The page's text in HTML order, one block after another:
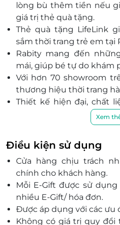
Phố Phạm Ngọc Thạch, P.
Hà Nội
Gian B1-05, Tầng hầm B1,
234 Phạm Văn Đồng, P. Cổ
Hà Nội
Gian L3-16, Tầng 3, Vincom
Thanh, Số 54 Nguyễn Chí
Nội
Gian B2-R1-15, Tầng hầm
Royal City, Số 72 Nguyễn
Khánh Hòa
Gian L3-K2, Tầng 3, Vincom
Phú, P. Lộc Thọ, Nha Trang,
Hồ Chí Minh
Gian B1-34, Tầng hầm B1,
81, Số 772 Điện Biên Phủ,
Thạnh, Hồ Chí Minh
lòng bù thêm tiền nếu
giá trị thẻ quà tặng.
Thẻ quà tặng LifeLink
sắm thời trang trẻ em tại
Rabity mang đến
mái, giúp bé tự do khám
Với hơn 70 showroom
thương hiệu thời trang
Thiết kế hiện đại, chất
phù hợp cho trẻ nhỏ.
Thẻ quà tặng là món
trong các dịp đặc biệt.
Dễ dàng mua sắm và
qua LifeLink.
Đem lại trải nghiệm
chóng và linh hoạt.
Xem
Điều kiện sử dụng
Cửa hàng chịu trách
chính cho khách hàng.
Mỗi E-Gift được sử
nhiều E-Gift/ hóa đơn.
Được áp dụng với các ưu
Không có giá trị quy